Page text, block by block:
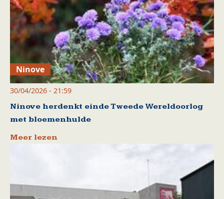
Ninove
30/04/2026 - 21:59
Ninove herdenkt einde Tweede Wereldoorlog
met bloemenhulde
Meer lezen